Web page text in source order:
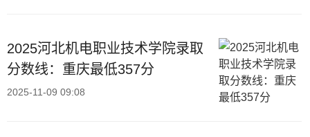
2025河北机电职业技术学院录取
分数线：重庆最低357分
2025-11-09 09:08